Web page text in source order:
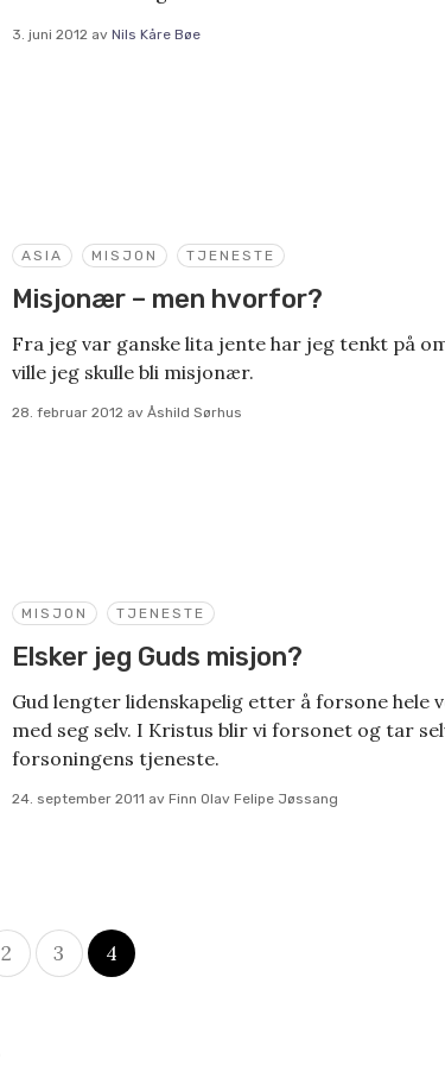
3. juni 2012 av Nils Kåre Bøe
ASIA MISJON TJENESTE
Misjonær – men hvorfor?
Fra jeg var ganske lita jente har jeg tenkt på
ville jeg skulle bli misjonær.
28. februar 2012 av Åshild Sørhus
MISJON TJENESTE
Elsker jeg Guds misjon?
Gud lengter lidenskapelig etter å forsone hele
med seg selv. I Kristus blir vi forsonet og tar
forsoningens tjeneste.
24. september 2011 av Finn Olav Felipe Jøssang
2 3 4